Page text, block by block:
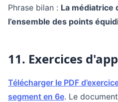
Phrase bilan : La médiatrice
l’ensemble des points
11. Exercices
Télécharger le PDF
segment en 6e. Le